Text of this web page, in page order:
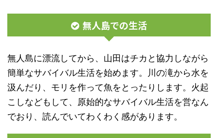
無人島での生活
無人島に漂流してから、山田はチカと協力しながら
簡単なサバイバル生活を始めます。川の滝から水を
汲んだり、モリを作って魚をとったりします。火起
こしなどもして、原始的なサバイバル生活を営なん
でおり、読んでいてわくわく感があります。